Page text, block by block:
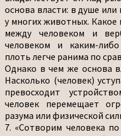
основа власти: в душе или
у многих животных.
между человеком и
человеком и каким-
плоть легче ранима по
Однако в чем же основа
Насколько (человек)
превосходит
человек перемещает
разума или физической
7. «Сотворим человека